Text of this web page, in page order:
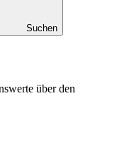
Suchen
über den